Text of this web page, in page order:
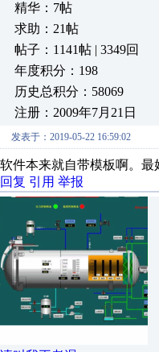
精华：7帖
求助：21帖
帖子：1141帖 | 3349回
年度积分：198
历史总积分：58069
注册：2009年7月21日
发表于：2019-05-22 16:59:02
软件本来就自带模板啊。最
回复 引用 举报